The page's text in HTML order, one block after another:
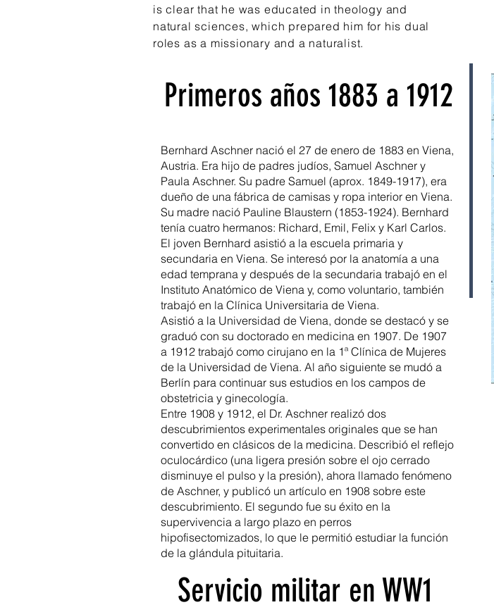
is clear that he was educated in theology and
natural sciences, which prepared him for his dual
roles as a missionary and a naturalist.
Primeros años 1883 a 1912
Bernhard Aschner nació el 27 de enero de 1883 en Viena,
Austria. Era hijo de padres judíos, Samuel Aschner y
Paula Aschner. Su padre Samuel (aprox. 1849-1917), era
dueño de una fábrica de camisas y ropa interior en Viena.
Su madre nació Pauline Blaustern (1853-1924). Bernhard
tenía cuatro hermanos: Richard, Emil, Felix y Karl Carlos.
El joven Bernhard asistió a la escuela primaria y
secundaria en Viena. Se interesó por la anatomía a una
edad temprana y después de la secundaria trabajó en el
Instituto Anatómico de Viena y, como voluntario, también
trabajó en la Clínica Universitaria de Viena.
Asistió a la Universidad de Viena, donde se destacó y se
graduó con su doctorado en medicina en 1907. De 1907
a 1912 trabajó como cirujano en la 1ª Clínica de Mujeres
de la Universidad de Viena. Al año siguiente se mudó a
Berlín para continuar sus estudios en los campos de
obstetricia y ginecología.
Entre 1908 y 1912, el Dr. Aschner realizó dos
descubrimientos experimentales originales que se han
convertido en clásicos de la medicina. Describió el reflejo
oculocárdico (una ligera presión sobre el ojo cerrado
disminuye el pulso y la presión), ahora llamado fenómeno
de Aschner, y publicó un artículo en 1908 sobre este
descubrimiento. El segundo fue su éxito en la
supervivencia a largo plazo en perros
hipofisectomizados, lo que le permitió estudiar la función
de la glándula pituitaria.
Servicio militar en WW1